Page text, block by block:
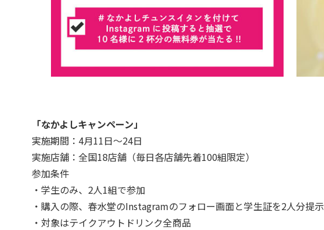
「なかよしキャンペーン」
実施期間：4月11日～24日
実施店舗：全国18店舗（毎日各店舗先着100組限定）
参加条件
・学生のみ、2人1組で参加
・購入の際、春水堂のInstagramのフォロー画面と学生証を2人分提示
・対象はテイクアウトドリンク全商品